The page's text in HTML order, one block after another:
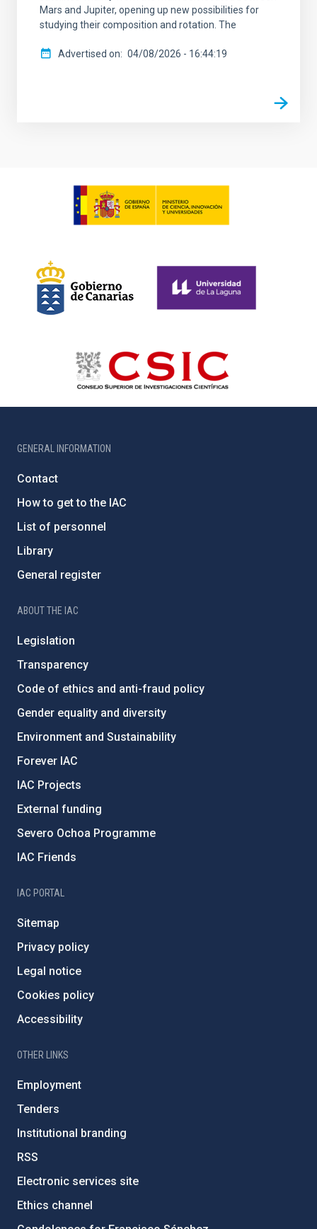
Mars and Jupiter, opening up new possibilities for
studying their composition and rotation. The
Advertised on 04/08/2026 - 16:44:19
GENERAL INFORMATION
Contact
How to get to the IAC
List of personnel
Library
General register
ABOUT THE IAC
Legislation
Transparency
Code of ethics and anti-fraud policy
Gender equality and diversity
Environment and Sustainability
Forever IAC
IAC Projects
External funding
Severo Ochoa Programme
IAC Friends
IAC PORTAL
Sitemap
Privacy policy
Legal notice
Cookies policy
Accessibility
OTHER LINKS
Employment
Tenders
Institutional branding
RSS
Electronic services site
Ethics channel